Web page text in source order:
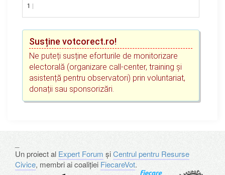
1
Susține votcorect.ro!
Ne puteți susține eforturile de monitorizare
electorală (organizare call-center, training și
asistență pentru observatori) prin voluntariat,
donații sau sponsorizări.
Un proiect al Expert Forum șiCentrul pentru Resurse
Civice, membri ai coaliției FiecareVot.